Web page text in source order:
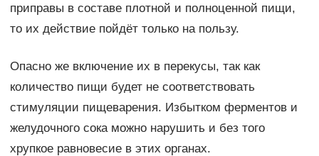
приправы в составе плотной и полноценной пищи,
то их действие пойдёт только на пользу.
Опасно же включение их в перекусы, так как
количество пищи будет не соответствовать
стимуляции пищеварения. Избытком ферментов и
желудочного сока можно нарушить и без того
хрупкое равновесие в этих органах.